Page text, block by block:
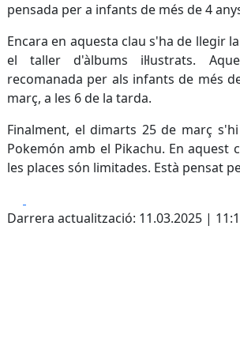
pensada per a infants de més de 4
Encara en aquesta clau s'ha de llegir
el taller d'àlbums il·lustrats.
recomanada per als infants de més
març, a les 6 de la tarda.
Finalment, el dimarts 25 de març
Pokemón amb el Pikachu. En aquest
les places són limitades. Està pensat
Darrera actualització: 11.03.2025 |